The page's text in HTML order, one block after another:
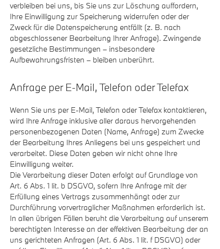
verbleiben bei uns, bis Sie uns zur Löschung auffordern,
Ihre Einwilligung zur Speicherung widerrufen oder der
Zweck für die Datenspeicherung entfällt (z. B. nach
abgeschlossener Bearbeitung Ihrer Anfrage). Zwingende
gesetzliche Bestimmungen – insbesondere
Aufbewahrungsfristen – bleiben unberührt.
Anfrage per E-Mail, Telefon oder Telefax
Wenn Sie uns per E-Mail, Telefon oder Telefax kontaktieren,
wird Ihre Anfrage inklusive aller daraus hervorgehenden
personenbezogenen Daten (Name, Anfrage) zum Zwecke
der Bearbeitung Ihres Anliegens bei uns gespeichert und
verarbeitet. Diese Daten geben wir nicht ohne Ihre
Einwilligung weiter.
Die Verarbeitung dieser Daten erfolgt auf Grundlage von
Art. 6 Abs. 1 lit. b DSGVO, sofern Ihre Anfrage mit der
Erfüllung eines Vertrags zusammenhängt oder zur
Durchführung vorvertraglicher Maßnahmen erforderlich ist.
In allen übrigen Fällen beruht die Verarbeitung auf unserem
berechtigten Interesse an der effektiven Bearbeitung der an
uns gerichteten Anfragen (Art. 6 Abs. 1 lit. f DSGVO) oder